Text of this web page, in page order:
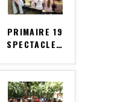
PRIMAIRE 19
SPECTACLE…